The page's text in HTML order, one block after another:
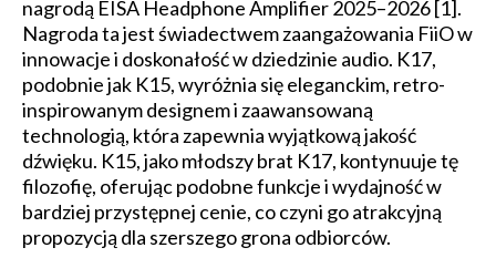
nagrodą EISA Headphone Amplifier 2025–2026 [1].
Nagroda ta jest świadectwem zaangażowania FiiO w
innowacje i doskonałość w dziedzinie audio. K17,
podobnie jak K15, wyróżnia się eleganckim, retro-
inspirowanym designem i zaawansowaną
technologią, która zapewnia wyjątkową jakość
dźwięku. K15, jako młodszy brat K17, kontynuuje tę
filozofię, oferując podobne funkcje i wydajność w
bardziej przystępnej cenie, co czyni go atrakcyjną
propozycją dla szerszego grona odbiorców.